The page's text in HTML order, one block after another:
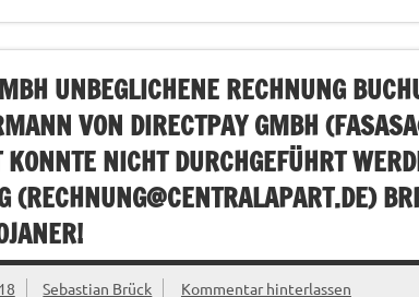
UNBEGLICHENE RECHNUNG
VON DIRECTPAY GMBH (
KONNTE NICHT DURCHGEFÜHRT
(RECHNUNG@CENTRALAPART.DE)
Sebastian Brück Kommentar hinterlassen